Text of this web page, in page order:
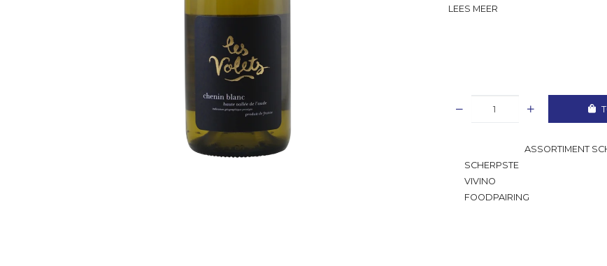
LEES MEER
ASSORTIMENT
SCHERPSTE
VIVINO
FOODPAIRING